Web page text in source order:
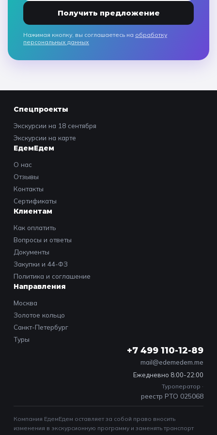
Получить предложение
Нажимая кнопку, вы соглашаетесь на обработку
персональных данных
Спецпроекты
Экскурсии на 18 сентября
Экскурсии на карте
ЕдемЕдем
О нас
Отзывы
Контакты
Сертификаты
Клиентам
Как оплатить
Вопросы и ответы
Документы
Закупки и 44-ФЗ
Политика и соглашение
Направления
Москва
Золотое кольцо
Санкт-Петербург
Туры
+7 499 110-12-89
mail@edemedem.me
Ежедневно 8:00-22:00
Туроператор ·
реестр РТО 025068
Компания ЕдемЕдем оставляет за собой право вносить
изменения в экскурсионную программу и заменять транспорт